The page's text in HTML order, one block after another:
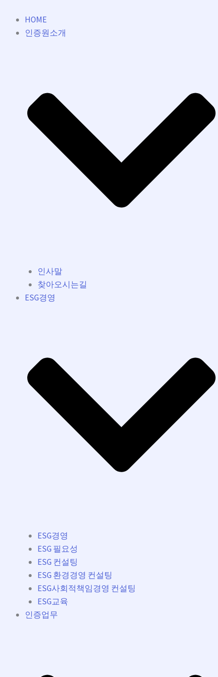
HOME
인증원소개
인사말
찾아오시는길
ESG경영
ESG경영
ESG 필요성
ESG 컨설팅
ESG 환경경영 컨설팅
ESG사회적책임경영 컨설팅
ESG교육
인증업무